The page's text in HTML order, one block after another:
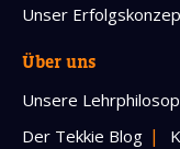
Unser
Über uns
Unsere
Der Tekkie Blog